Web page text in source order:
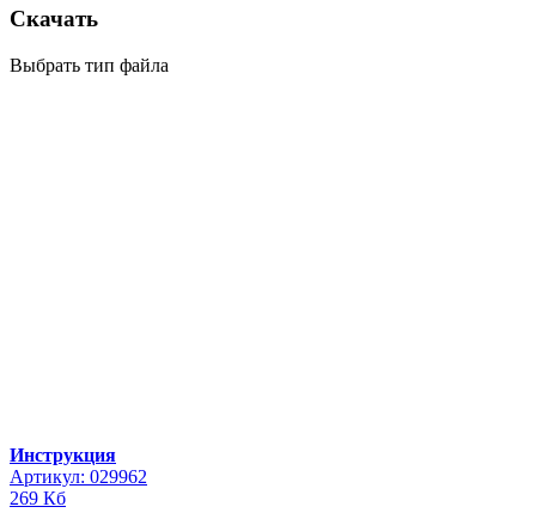
Скачать
Выбрать тип файла
Инструкция
Артикул: 029962
269 Кб